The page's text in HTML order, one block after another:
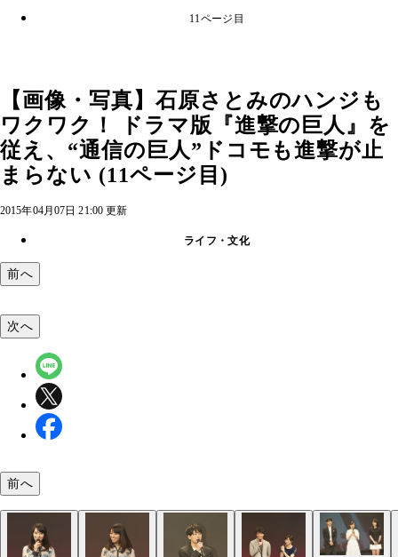
11ページ目
【画像・写真】石原さとみのハンジも
ワクワク！ ドラマ版『進撃の巨人』を
従え、“通信の巨人”ドコモも進撃が止
まらない (11ページ目)
2015年04月07日 21:00 更新
ライフ・文化
前へ
次へ
前へ